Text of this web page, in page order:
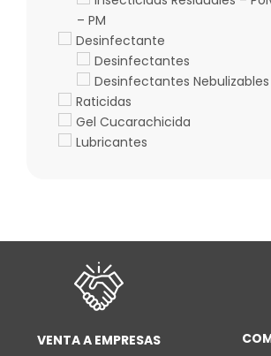
– PM
Desinfectante
Desinfectantes
Desinfectantes Nebulizables
Raticidas
Gel Cucarachicida
Lubricantes
VENTA A EMPRESAS